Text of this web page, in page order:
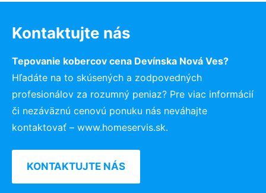
Kontaktujte nás
Tepovanie kobercov cena Devínska Nová Ves?
Hľadáte na to skúsených a zodpovedných
profesionálov za rozumný peniaz? Pre viac informácií
či nezáväznú cenovú ponuku nás neváhajte
kontaktovať – www.homeservis.sk.
KONTAKTUJTE NÁS